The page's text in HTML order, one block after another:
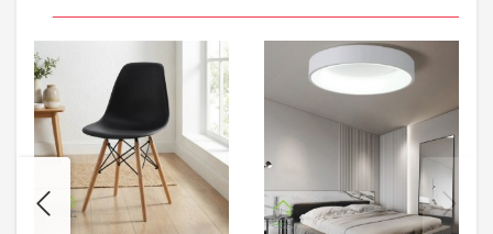
previus